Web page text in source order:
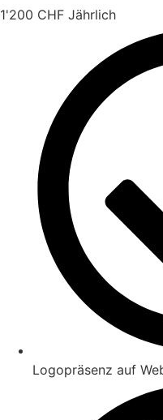
1'200 CHF Jährlich
Logopräsenz auf